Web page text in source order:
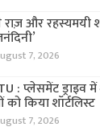
राज़ और रहस्यमयी
7, 2026
: प्लेसमेंट ड्राइव में
को किया शॉर्टलिस्ट
7, 2026